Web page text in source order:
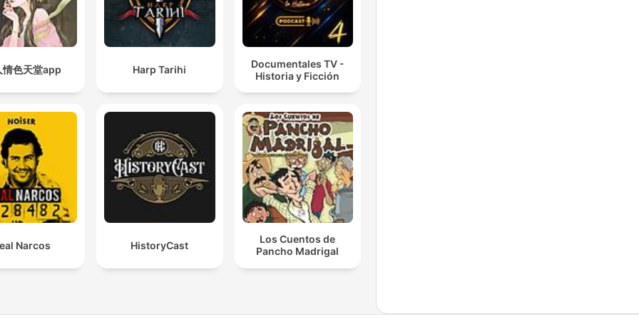
情色天堂app Harp Tarihi
Documentales TV -
Historia y Ficción
Narcos HistoryCast
Los Cuentos de
Pancho Madrigal